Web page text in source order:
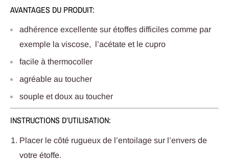
AVANTAGES DU PRODUIT:
adhérence excellente sur étoffes difficiles comme par
exemple la viscose, l’acétate et le cupro
facile à thermocoller
agréable au toucher
souple et doux au toucher
INSTRUCTIONS D’UTILISATION:
Placer le côté rugueux de l’entoilage sur l’envers de
votre étoffe.